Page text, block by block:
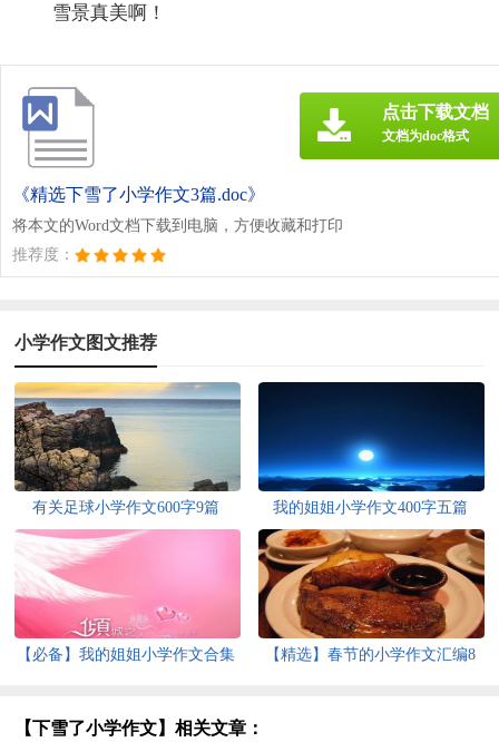
雪景真美啊！
《精选下雪了小学作文3篇.doc》
将本文的Word文档下载到电脑，方便收藏和打印
推荐度：
点击下载文档
文档为doc格式
小学作文图文推荐
有关足球小学作文600字9篇 我的姐姐小学作文400字五篇
【必备】我的姐姐小学作文合集
【精选】春节的小学作文汇编8
【下雪了小学作文】相关文章：